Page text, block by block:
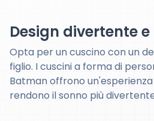
Design divertente
Opta per un cuscino con un
figlio. I cuscini a forma di
Batman offrono
rendono il sonno più